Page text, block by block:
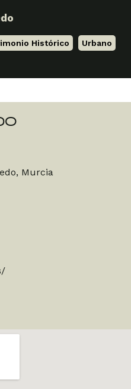
Histórico Urbano
Murcia